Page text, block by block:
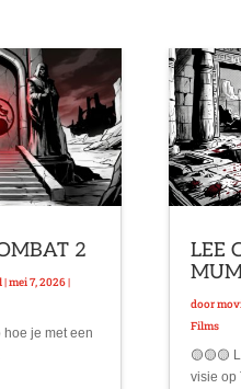
2
|mei 7, 2026|
hoe je met een
LEE
door
Films
🟡🟡🟡
visie op